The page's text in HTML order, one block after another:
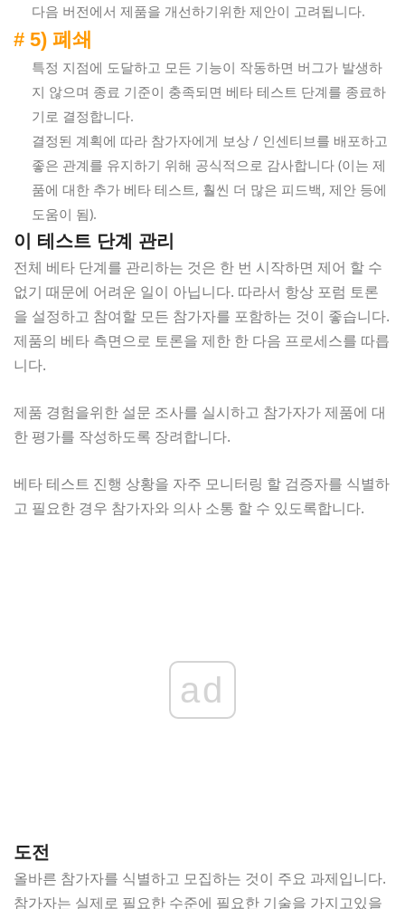
다음 버전에서 제품을 개선하기위한 제안이 고려됩니다.
# 5) 폐쇄
특정 지점에 도달하고 모든 기능이 작동하면 버그가 발생하
지 않으며 종료 기준이 충족되면 베타 테스트 단계를 종료하
기로 결정합니다.
결정된 계획에 따라 참가자에게 보상 / 인센티브를 배포하고
좋은 관계를 유지하기 위해 공식적으로 감사합니다 (이는 제
품에 대한 추가 베타 테스트, 훨씬 더 많은 피드백, 제안 등에
도움이 됨).
이 테스트 단계 관리
전체 베타 단계를 관리하는 것은 한 번 시작하면 제어 할 수
없기 때문에 어려운 일이 아닙니다. 따라서 항상 포럼 토론
을 설정하고 참여할 모든 참가자를 포함하는 것이 좋습니다.
제품의 베타 측면으로 토론을 제한 한 다음 프로세스를 따릅
니다.
제품 경험을위한 설문 조사를 실시하고 참가자가 제품에 대
한 평가를 작성하도록 장려합니다.
베타 테스트 진행 상황을 자주 모니터링 할 검증자를 식별하
고 필요한 경우 참가자와 의사 소통 할 수 있도록합니다.
ad
도전
올바른 참가자를 식별하고 모집하는 것이 주요 과제입니다.
참가자는 실제로 필요한 수준에 필요한 기술을 가지고있을